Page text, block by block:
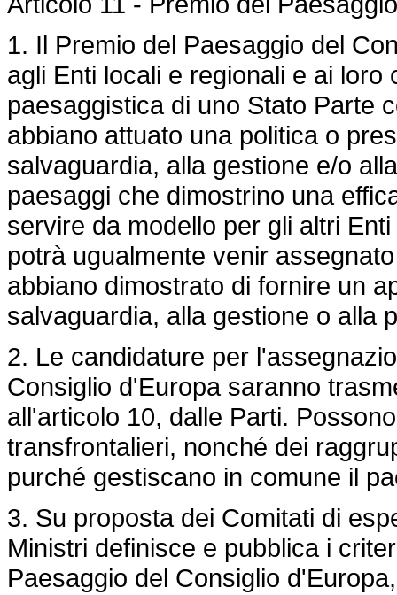
1. Il Premio del Paesaggio del
agli Enti locali e regionali e ai
paesaggistica di uno Stato Parte
abbiano attuato una politica o
salvaguardia, alla gestione e/o
paesaggi che dimostrino una
servire da modello per gli altri
potrà ugualmente venir
abbiano dimostrato di fornire un
salvaguardia, alla gestione o alla
2. Le candidature per
Consiglio d'Europa saranno
all'articolo 10, dalle Parti.
transfrontalieri, nonché dei
purché gestiscano in comune il
3. Su proposta dei Comitati di
Ministri definisce e pubblica i
Paesaggio del Consiglio